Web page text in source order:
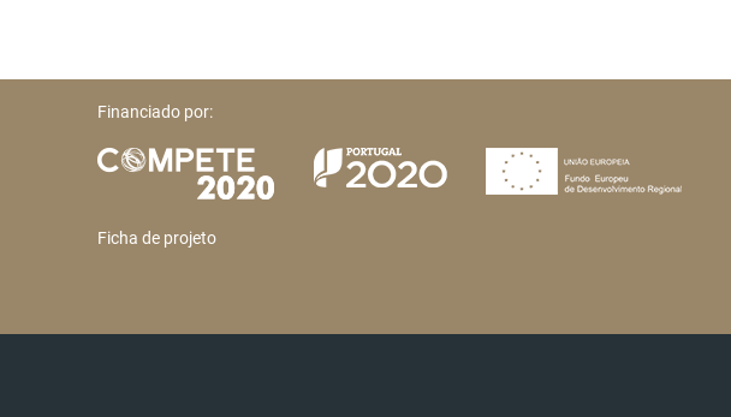
Financiado por:
Ficha de projeto